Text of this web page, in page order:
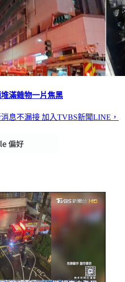
滿雜物一片焦黑
息不漏接 加入TVBS新聞LINE，